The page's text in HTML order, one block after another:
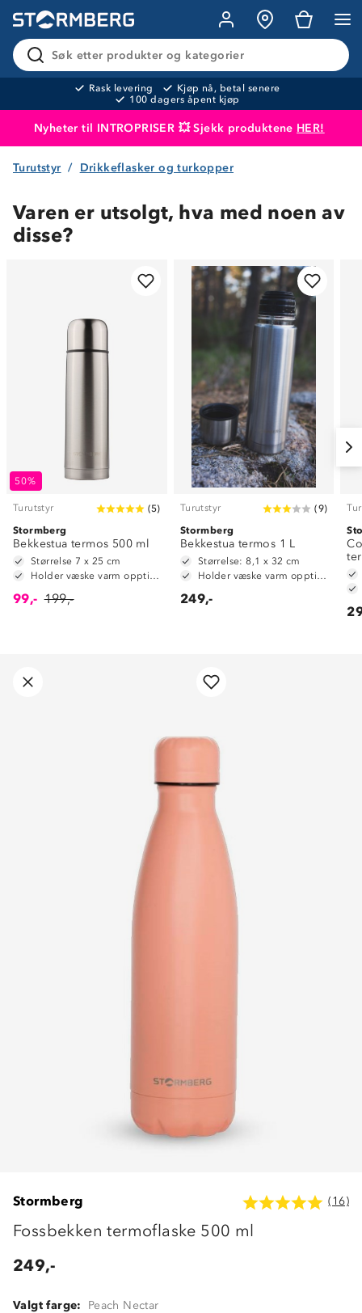
Søk etter produkter og kategorier
Rask levering
Kjøp nå, betal senere
100 dagers åpent kjøp
Nyheter til INTROPRISER 💥 Sjekk produktene HER!
Produktet er lagt i handlekurven
Turutstyr Drikkeflasker og turkopper
Varen er utsolgt, hva med noen av
disse?
50%
Turutstyr (5)
Stormberg
Bekkestua termos 500 ml
Størrelse 7 x 25 cm
Holder væske varm opptil 6 timer
99,- 199,-
Turutstyr (9)
Stormberg
Bekkestua termos 1 L
Størrelse: 8,1 x 32 cm
Holder væske varm opptil 10 timer
249,-
Stormberg (16)
Fossbekken termoflaske 500 ml
249,-
Valgt farge: Peach Nectar